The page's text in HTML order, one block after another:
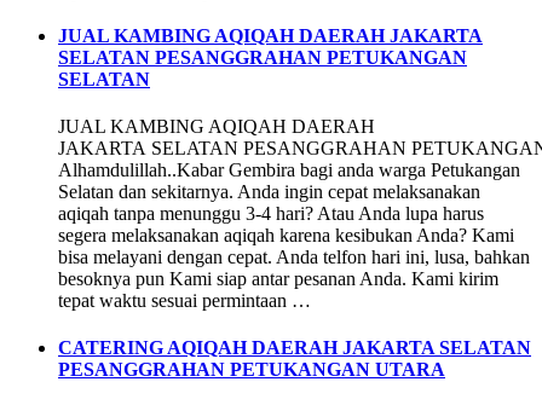
JUAL KAMBING AQIQAH DAERAH JAKARTA
SELATAN PESANGGRAHAN PETUKANGAN
SELATAN
JUAL KAMBING AQIQAH DAERAH
JAKARTA SELATAN PESANGGRAHAN
Alhamdulillah..Kabar Gembira bagi anda warga Petukangan
Selatan dan sekitarnya. Anda ingin cepat melaksanakan
aqiqah tanpa menunggu 3-4 hari? Atau Anda lupa harus
segera melaksanakan aqiqah karena kesibukan Anda? Kami
bisa melayani dengan cepat. Anda telfon hari ini, lusa, bahkan
besoknya pun Kami siap antar pesanan Anda. Kami kirim
tepat waktu sesuai permintaan …
CATERING AQIQAH DAERAH JAKARTA SELATAN
PESANGGRAHAN PETUKANGAN UTARA